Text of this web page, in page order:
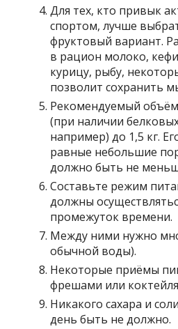
Для тех, кто привык
спортом, лучше
фруктовый вариант.
в рацион молоко,
курицу, рыбу,
позволит сохранить
Рекомендуемый
(при наличии
например) до 1,5 кг.
равные небольшие
должно быть не
Составьте режим
должны
промежуток времени.
Между ними нужно
обычной воды).
Некоторые приёмы
фрешами или
Никакого сахара и
день быть не должно.